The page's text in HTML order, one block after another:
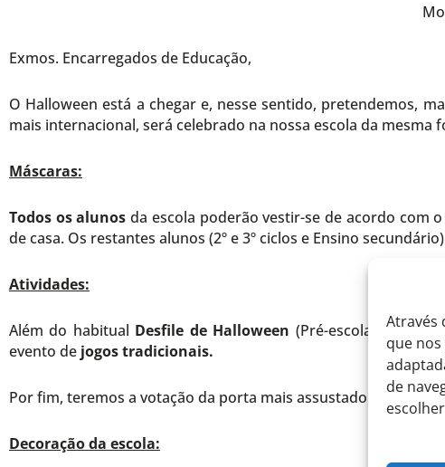
Através
que
de
Exmos. Encarregados de Educação,
O Halloween está a chegar e, nesse sentido, pretendemos,
mais internacional, será celebrado na nossa escola da
Máscaras:
Todos os alunos da escola poderão vestir-se de acordo com
de casa. Os restantes alunos (2º e 3º ciclos e Ensino
Atividades:
Além do habitual Desfile de Halloween (Pré-escolar, 1.º e
evento de jogos tradicionais.
Por fim, teremos a votação da porta mais assustadora e
Decoração da escola: